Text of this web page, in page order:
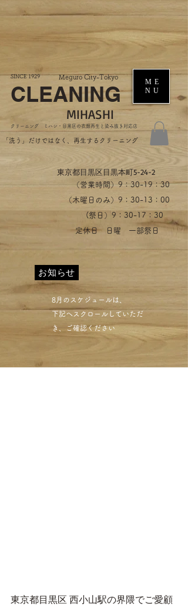
SINCE 1929
CLEANING
Meguro City-Tokyo
MIHASHI
​クリーニング ミハシ・目黒区の衣類再生と染み抜き対応店
ME
NU
​東京都目黒区目黒本町5-24-2
（営業時間）​9：30-19：30
（木曜日のみ）9：30-13：00
​(祭日）9：30-17：30
​定休日 日曜 一部祭日
お知らせ
​8月のスケジュールは、
下記へスクロールしていただ
き、ご確認ください​
​「洗う」だけではなく、再生するクリーニング
東京都目黒区 西小山駅の界隈でご愛顧